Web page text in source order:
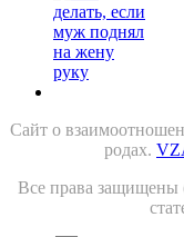
Сайт о
родах.
Все права защищены